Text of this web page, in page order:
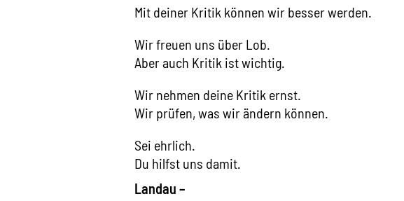
Mit deiner Kritik können wir besser werden.
Wir freuen uns über Lob.
Aber auch Kritik ist wichtig.
Wir nehmen deine Kritik ernst.
Wir prüfen, was wir ändern können.
Sei ehrlich.
Du hilfst uns damit.
Landau –